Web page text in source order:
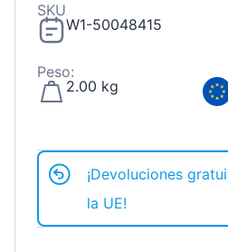
SKU
W1-50048415
Peso:
2.00 kg
¡Devoluciones
la UE!